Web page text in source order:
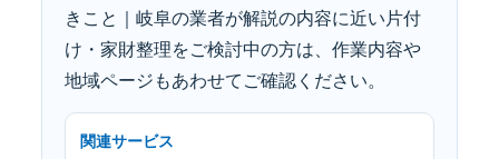
きこと｜岐阜の業者が解説の内容に近い片付
け・家財整理をご検討中の方は、作業内容や
地域ページもあわせてご確認ください。
関連サービス